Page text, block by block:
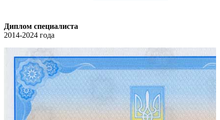
Диплом специалиста
2014-2024 года